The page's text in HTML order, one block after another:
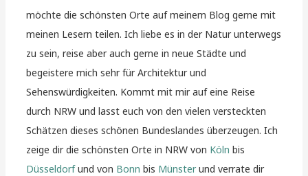
möchte die schönsten Orte auf meinem Blog gerne mit
meinen Lesern teilen. Ich liebe es in der Natur unterwegs
zu sein, reise aber auch gerne in neue Städte und
begeistere mich sehr für Architektur und
Sehenswürdigkeiten. Kommt mit mir auf eine Reise
durch NRW und lasst euch von den vielen versteckten
Schätzen dieses schönen Bundeslandes überzeugen. Ich
zeige dir die schönsten Orte in NRW von Köln bis
Düsseldorfund von Bonn bis Münsterund verrate dir